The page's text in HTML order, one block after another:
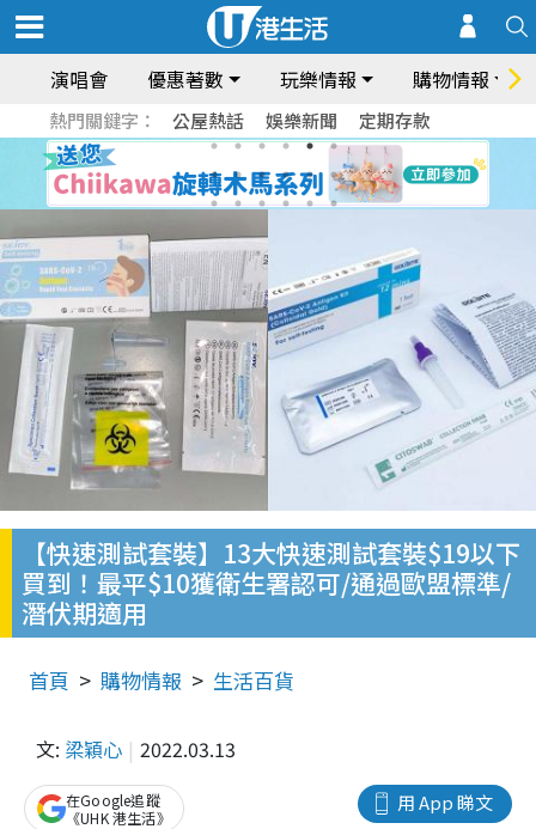
演唱會 優惠著數 玩樂情報 購物情報
熱門關鍵字： 公屋熱話 娛樂新聞 定期存款
【快速測試套裝】13大快速測試套裝$19以下
買到！最平$10獲衛生署認可/通過歐盟標準/
潛伏期適用
首頁 購物情報 生活百貨
文: 梁穎心 2022.03.13
用 App 睇文
在Google追蹤
《UHK 港生活》